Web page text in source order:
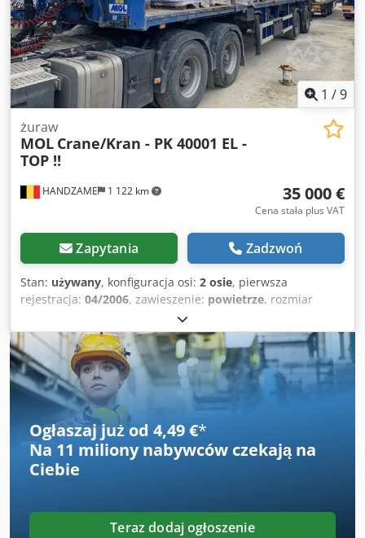
1 /9
HANDZAME 1 122 km
żuraw
MOL Crane/Kran - PK 40001 EL -
TOP !!
35 000 €
Cena stała plus VAT
Zapytania Zadzwoń
Stan: używany, konfiguracja osi: 2 osie, pierwsza
rejestracja: 04/2006, zawieszenie: powietrze, rozmiar
, Rok budowy:
żuraw, Zawieszenie: zawieszenie pneumatyczne Tylna oś
1: rozmiar opon: 425/65R22.5 Tylna oś 2: rozmiar opon:
425/65R22.2; skrętna Napęd: kołowy Maszt: teleskopowy (3
części) Marka zabudowy: MOL PK 40001 EL Dedpoyx A N
Ejfx Adhsck
Ogłaszaj już od 4,49 €*
Na 11 miliony nabywców czekają na
Ciebie
Teraz dodaj ogłoszenie